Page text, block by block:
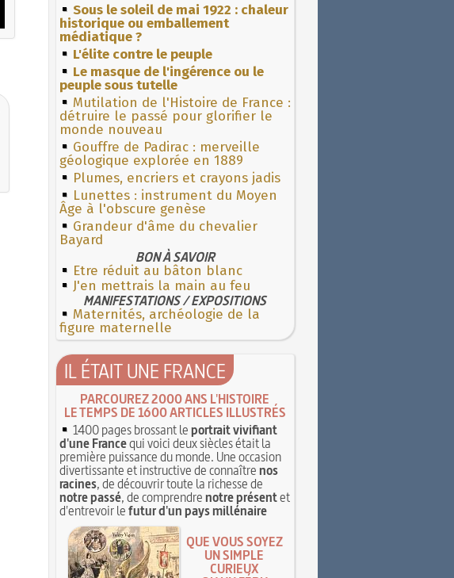
Sous le soleil de mai 1922 : chaleur
historique ou emballement
médiatique ?
L'élite contre le peuple
Le masque de l'ingérence ou le
peuple sous tutelle
Mutilation de l'Histoire de France :
détruire le passé pour glorifier le
monde nouveau
Gouffre de Padirac : merveille
géologique explorée en 1889
Plumes, encriers et crayons jadis
Lunettes : instrument du Moyen
Âge à l'obscure genèse
Grandeur d'âme du chevalier
Bayard
BON À SAVOIR
Etre réduit au bâton blanc
J'en mettrais la main au feu
MANIFESTATIONS / EXPOSITIONS
Maternités, archéologie de la
figure maternelle
IL ÉTAIT UNE FRANCE
PARCOUREZ 2000 ANS L'HISTOIRE
LE TEMPS DE 1600 ARTICLES ILLUSTRÉS
1400 pages brossant leportrait vivifiant
d'une Francequi voici deux siècles était la
première puissance du monde. Une occasion
divertissante et instructive de connaîtrenos
racines, de découvrir toute la richesse de
notre passé, de comprendrenotre présentet
d'entrevoir lefutur d'un pays millénaire
QUE VOUS SOYEZ
UN SIMPLE
CURIEUX